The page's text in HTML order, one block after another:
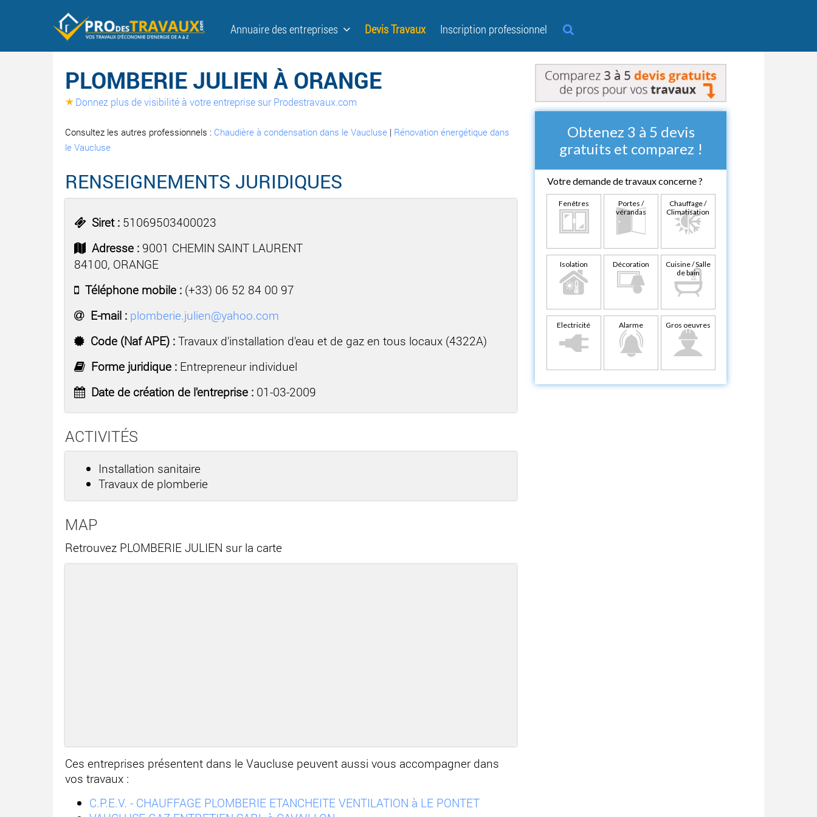
Annuaire des entreprises Devis Travaux Inscription professionnel
PLOMBERIE JULIEN À ORANGE
Donnez plus de visibilité à votre entreprise sur Prodestravaux.com
Consultez les autres professionnels : Chaudière à condensation dans le Vaucluse | Rénovation énergétique dans
le Vaucluse
RENSEIGNEMENTS JURIDIQUES
Siret : 51069503400023
Adresse : 9001 CHEMIN SAINT LAURENT
84100, ORANGE
Téléphone mobile : (+33) 06 52 84 00 97
E-mail : plomberie.julien@yahoo.com
Code (Naf APE) : Travaux d'installation d'eau et de gaz en tous locaux (4322A)
Forme juridique : Entrepreneur individuel
Date de création de l'entreprise : 01-03-2009
ACTIVITÉS
Installation sanitaire
Travaux de plomberie
MAP
Retrouvez PLOMBERIE JULIEN sur la carte
Ces entreprises présentent dans le Vaucluse peuvent aussi vous accompagner dans
vos travaux :
C.P.E.V. - CHAUFFAGE PLOMBERIE ETANCHEITE VENTILATION à LE PONTET
Obtenez 3 à 5 devis
gratuits et comparez !
Votre demande de travaux concerne ?
Fenêtres
Portes /
vérandas
Chauffage /
Climatisation
Isolation Décoration
Cuisine / Salle
de bain
Electricité Alarme Gros oeuvres